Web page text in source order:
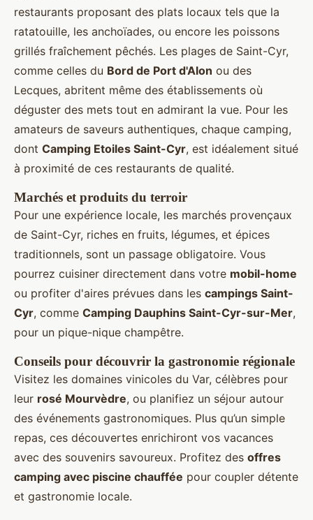
restaurants proposant des plats locaux tels que la
ratatouille, les anchoïades, ou encore les poissons
grillés fraîchement pêchés. Les plages de Saint-Cyr,
comme celles du Bord de Port d'Alon ou des
Lecques, abritent même des établissements où
déguster des mets tout en admirant la vue. Pour les
amateurs de saveurs authentiques, chaque camping,
dont Camping Etoiles Saint-Cyr, est idéalement situé
à proximité de ces restaurants de qualité.
Marchés et produits du terroir
Pour une expérience locale, les marchés provençaux
de Saint-Cyr, riches en fruits, légumes, et épices
traditionnels, sont un passage obligatoire. Vous
pourrez cuisiner directement dans votre mobil-home
ou profiter d'aires prévues dans les campings Saint-
Cyr, comme Camping Dauphins Saint-Cyr-sur-Mer,
pour un pique-nique champêtre.
Conseils pour découvrir la gastronomie régionale
Visitez les domaines vinicoles du Var, célèbres pour
leur rosé Mourvèdre, ou planifiez un séjour autour
des événements gastronomiques. Plus qu’un simple
repas, ces découvertes enrichiront vos vacances
avec des souvenirs savoureux. Profitez des offres
camping avec piscine chauffée pour coupler détente
et gastronomie locale.